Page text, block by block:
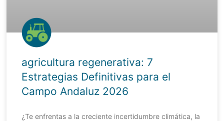
agricultura regenerativa: 7
Estrategias Definitivas para el
Campo Andaluz 2026
¿Te enfrentas a la creciente incertidumbre climática, la